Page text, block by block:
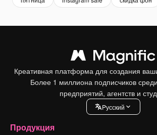
Креативная платформа для создания
Более 1 миллиона подписчиков
предприятий, агентств и
Pусский
Продукция